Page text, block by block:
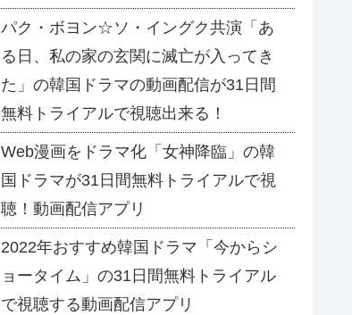
パク・ボヨン☆ソ・イングク共演「あ
る日、私の家の玄関に滅亡が入ってき
た」の韓国ドラマの動画配信が31日間
無料トライアルで視聴出来る！
Web漫画をドラマ化「女神降臨」の韓
国ドラマが31日間無料トライアルで視
聴！動画配信アプリ
2022年おすすめ韓国ドラマ「今からシ
ョータイム」の31日間無料トライアル
で視聴する動画配信アプリ